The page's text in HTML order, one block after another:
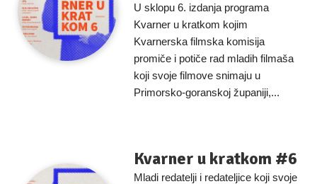
U sklopu 6. izdanja programa
Kvarner u kratkom kojim
Kvarnerska filmska komisija
promiče i potiče rad mladih filmaša
koji svoje filmove snimaju u
Primorsko-goranskoj županiji,...
Kvarner u kratkom #6
Mladi redatelji i redateljice koji svoje